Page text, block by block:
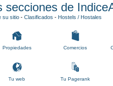
secciones de
su sitio - Clasificados - Hostels / Hostales
Propiedades Comercios
Tu web Tu Pagerank